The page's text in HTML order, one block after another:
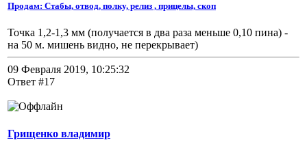
Продам: Стабы, отвод, полку, релиз , прицелы, скоп
Точка 1,2-1,3 мм (получается в два раза меньше 0,10 пина) -
на 50 м. мишень видно, не перекрывает)
09 Февраля 2019, 10:25:32
Ответ #17
Грищенко владимир